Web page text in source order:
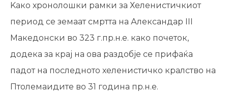
Kако хронолошки рамки за Хеленистичкиот
период се земаат смртта на Александар III
Македонски во 323 г.пр.н.е. како почеток,
додека за крај на ова раздобје се прифаќа
падот на последното хеленистичко кралство на
Птолемаидите во 31 година пр.н.е.